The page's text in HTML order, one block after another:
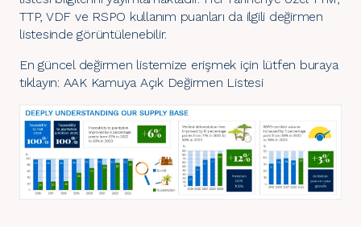
TTP, VDF ve RSPO kullanım puanları da ilgili değirmen
listesinde görüntülenebilir.
En güncel değirmen listemize erişmek için lütfen buraya
tıklayın: AAK Kamuya Açık Değirmen Listesi